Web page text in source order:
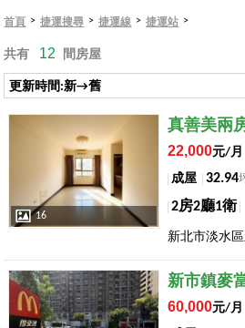
首頁 > 捷運搜尋 > 捷運線 > 捷運站 >
共有 12 間房屋
更新時間:新→舊
16
真善美兩
22,000元/月
成屋
32.94
2房2廳1衛
新北市淡水
店長推薦 新市鎮麥
60,000元/月